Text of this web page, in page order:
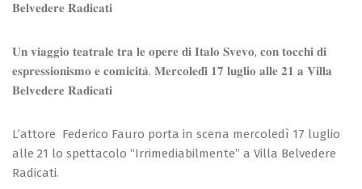
𝐁𝐞𝐥𝐯𝐞𝐝𝐞𝐫𝐞 𝐑𝐚𝐝𝐢𝐜𝐚𝐭𝐢
𝐔𝐧 𝐯𝐢𝐚𝐠𝐠𝐢𝐨 𝐭𝐞𝐚𝐭𝐫𝐚𝐥𝐞 𝐭𝐫𝐚 𝐥𝐞 𝐨𝐩𝐞𝐫𝐞 𝐝𝐢 𝐈𝐭𝐚𝐥𝐨 𝐒𝐯𝐞𝐯𝐨, 𝐜𝐨𝐧 𝐭𝐨𝐜𝐜𝐡𝐢 𝐝𝐢
𝐞𝐬𝐩𝐫𝐞𝐬𝐬𝐢𝐨𝐧𝐢𝐬𝐦𝐨 𝐞 𝐜𝐨𝐦𝐢𝐜𝐢𝐭𝐚̀. 𝐌𝐞𝐫𝐜𝐨𝐥𝐞𝐝𝐢̀ 𝟏𝟕 𝐥𝐮𝐠𝐥𝐢𝐨 𝐚𝐥𝐥𝐞 𝟐𝟏 𝐚 𝐕𝐢𝐥𝐥𝐚
𝐁𝐞𝐥𝐯𝐞𝐝𝐞𝐫𝐞 𝐑𝐚𝐝𝐢𝐜𝐚𝐭𝐢
L’attore Federico Fauro porta in scena mercoledì 17 luglio
alle 21 lo spettacolo “Irrimediabilmente” a Villa Belvedere
Radicati.